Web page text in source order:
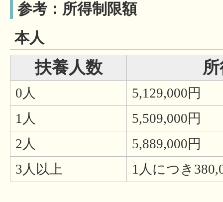
参考：所得制限額
本人
扶養人数
0人
5,129,000円
1人
5,509,000円
2人
5,889,000円
3人以上
1人につき